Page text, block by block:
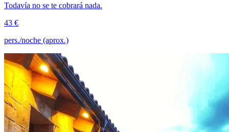
Todavía no se te cobrará nada.
43 €
pers./noche (aprox.)